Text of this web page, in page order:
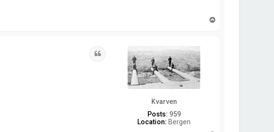
Kvarven
Posts: 959
Location: Bergen